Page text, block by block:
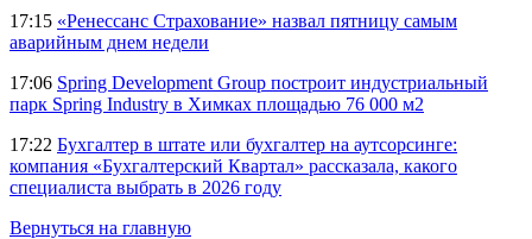
17:15 «Ренессанс Страхование» назвал пятницу самым
аварийным днем недели
17:06 Spring Development Group построит индустриальный
парк Spring Industry в Химках площадью 76 000 м2
17:22 Бухгалтер в штате или бухгалтер на аутсорсинге:
компания «Бухгалтерский Квартал» рассказала, какого
специалиста выбрать в 2026 году
Вернуться на главную